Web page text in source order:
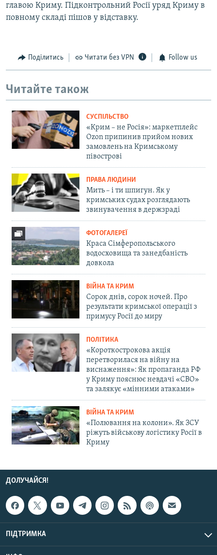
главою Криму. Підконтрольний Росії уряд Криму в
повному складі пішов у відставку.
Поділитись Читати без VPN Follow us
Читайте також
СУСПІЛЬСТВО
«Крим – не Росія»: маркетплейс
Ozon припинив прийом нових
замовлень на Кримському
півострові
ПРАВА ЛЮДИНИ
Мить – і ти шпигун. Як у
кримських судах розглядають
звинувачення в держзраді
ФОТОГАЛЕРЕЇ
Краса Сімферопольського
водосховища та занедбаність
довкола
ВІЙНА ТА КРИМ
Сорок днів, сорок ночей. Про
результати кримської операції з
примусу Росії до миру
ПОЛІТИКА
«Короткострокова акція
перетворилася на війну на
виснаження»: Як пропаганда РФ
у Криму пояснює невдачі «СВО»
та залякує «мінними атаками»
ВІЙНА ТА КРИМ
«Полювання на колони». Як ЗСУ
ріжуть військову логістику Росії в
Криму
ДОЛУЧАЙСЯ!
ПІДТРИМКА